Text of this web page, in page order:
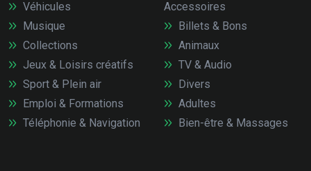
Véhicules
Accessoires
Musique
Collections
Jeux & Loisirs créatifs
Sport & Plein air
Emploi & Formations
Téléphonie & Navigation
Billets & Bons
Animaux
TV & Audio
Divers
Adultes
Bien-être & Massages